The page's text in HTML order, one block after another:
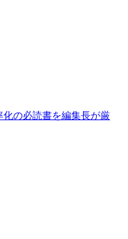
の必読書を編集長が厳